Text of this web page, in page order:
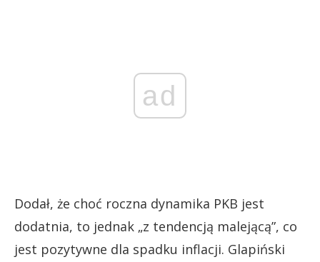
ad
Dodał, że choć roczna dynamika PKB jest
dodatnia, to jednak „z tendencją malejącą”, co
jest pozytywne dla spadku inflacji. Glapiński